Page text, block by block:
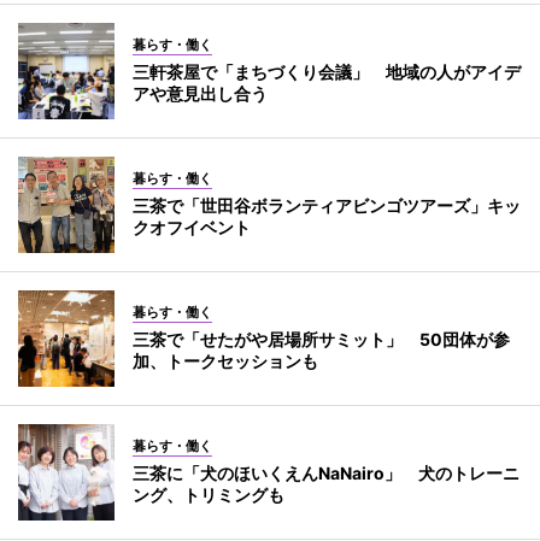
暮らす・働く
三軒茶屋で「まちづくり会議」 地域の人がアイデ
アや意見出し合う
暮らす・働く
三茶で「世田谷ボランティアビンゴツアーズ」キッ
クオフイベント
暮らす・働く
三茶で「せたがや居場所サミット」 50団体が参
加、トークセッションも
暮らす・働く
三茶に「犬のほいくえんNaNairo」 犬のトレーニ
ング、トリミングも